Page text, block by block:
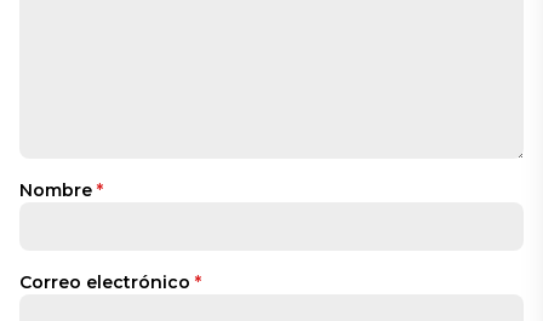
Nombre *
Correo electrónico *